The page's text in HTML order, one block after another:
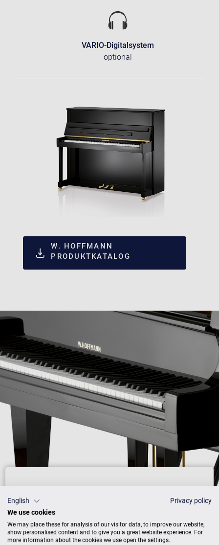
VARIO-Digitalsystem
optional
W. HOFFMANN
PRODUKTKATALOG
AUSFÜHRUNG PREISE
English
Privacy policy
We use cookies
We may place these for analysis of our visitor data, to improve our website,
show personalised content and to give you a great website experience. For
more information about the cookies we use open the settings.